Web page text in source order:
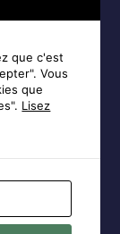
que c'est
Vous
que
Lisez